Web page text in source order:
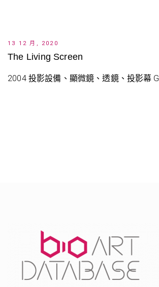
13 12 月, 2020
The Living Screen
2004 投影設備、顯微鏡、透鏡、投影幕 G